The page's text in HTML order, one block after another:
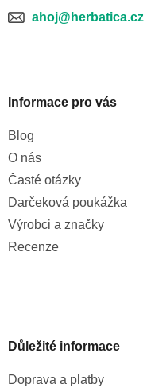
ahoj@herbatica.cz
Informace pro vás
Blog
O nás
Časté otázky
Darčeková poukážka
Výrobci a značky
Recenze
Důležité informace
Doprava a platby